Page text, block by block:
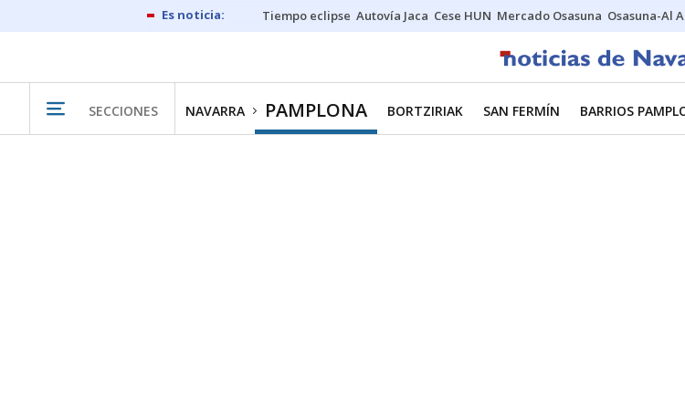
Tiempo eclipse Autovía Jaca Cese HUN Mercado Osasuna Osasuna-Al
SECCIONES NAVARRA PAMPLONA BORTZIRIAK SAN FERMÍN BARRIOS